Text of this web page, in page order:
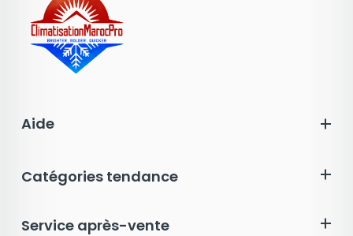
Aide
Catégories tendance
Service après-vente